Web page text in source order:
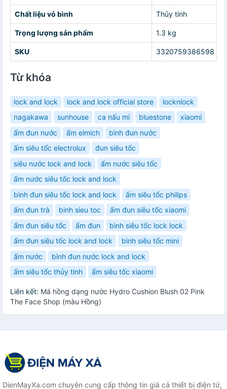
Chất liệu vỏ bình Thủy tinh
Trọng lượng sản phẩm 1.3 kg
SKU 3320759386598
Từ khóa
lock and lock lock and lock official store
locknlock
nagakawa
sunhouse ca nấu mì bluestone
xiaomi
ấm đun nước
ấm elmich
bình đun nước
ấm siêu tốc electrolux
đun siêu tốc
siêu nước lock and lock
ấm nước siêu tốc
ấm nước siêu tốc lock and lock
bình đun siêu tốc lock and lock
ấm siêu tốc philips
ấm đun trà
binh sieu toc
ấm đun siêu tốc xiaomi
ấm đun siêu tốc
ấm đun
bình siêu tốc lock lock
ấm đun siêu tốc lock and lock
bình siêu tốc mini
ấm nước
bình đun nước lock and lock
ấm siêu tốc thủy tinh
ấm siêu tốc xiaomi
Liên kết: Má hồng dạng nước Hydro Cushion Blush 02 Pink
The Face Shop (màu Hồng)
DienMayXa.com chuyên cung cấp thông tin giá cả thiết bị điện tử,